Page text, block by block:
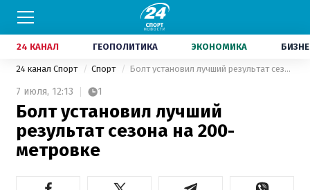
24 КАНАЛ ГЕОПОЛИТИКА ЭКОНОМИКА
24 канал Спорт Спорт Болт установил лучший результат сезона на 200-метровке
7 июля, 12:13 1
Болт установил лучший
результат сезона на 200-
метровке